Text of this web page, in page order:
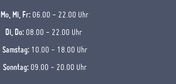
Mo, Mi, Fr: 06.00 - 22.00 Uhr
Di, Do: 08.00 - 22.00 Uhr
Samstag:10.00 - 18.00 Uhr
Sonntag:09.00 - 20.00 Uhr